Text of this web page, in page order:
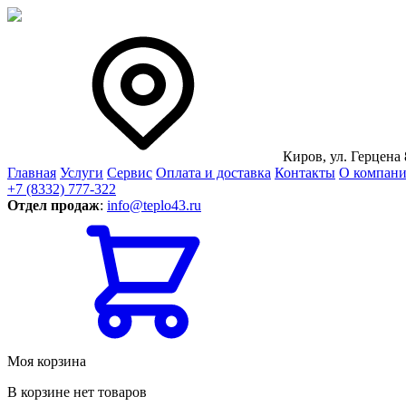
Киров, ул. Герцена
Главная Услуги Сервис Оплата и доставка Контакты О
+7 (8332) 777-322
Отдел продаж: info@teplo43.ru
Моя корзина
В корзине нет товаров